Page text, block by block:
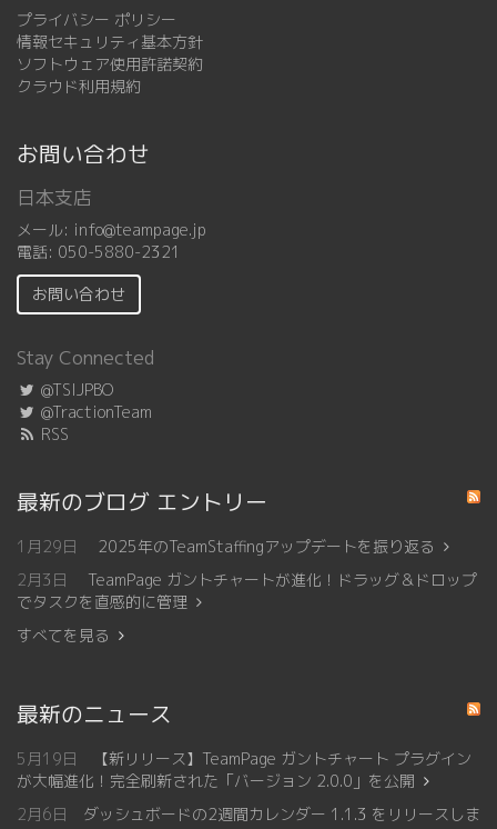
プライバシー ポリシー
情報セキュリティ基本方針
ソフトウェア使用許諾契約
クラウド利用規約
お問い合わせ
日本支店
メール: info@teampage.jp
電話: 050-5880-2321
お問い合わせ
Stay Connected
@TSIJPBO
@TractionTeam
RSS
最新のブログ エントリー
1月29日
2025年のTeamStaffingアップデートを振り返る
2月3日
TeamPage ガントチャートが進化！ドラッグ＆ドロップ
でタスクを直感的に管理
すべてを見る
最新のニュース
5月19日
【新リリース】TeamPage ガントチャート プラグイン
が大幅進化！完全刷新された「バージョン 2.0.0」を公開
2月6日
ダッシュボードの2週間カレンダー 1.1.3 をリリースしま